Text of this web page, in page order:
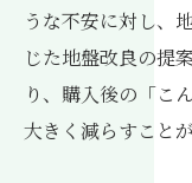
土砂災害
工務店だ
ハザード
方
うな不安に対し、
じた地盤改良の提
り、購入後の「こ
大きく減らすことが